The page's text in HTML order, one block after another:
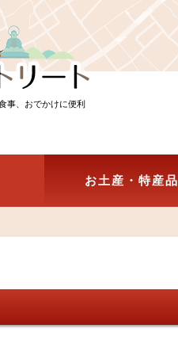
事、おでかけに便利
お土産・特産品